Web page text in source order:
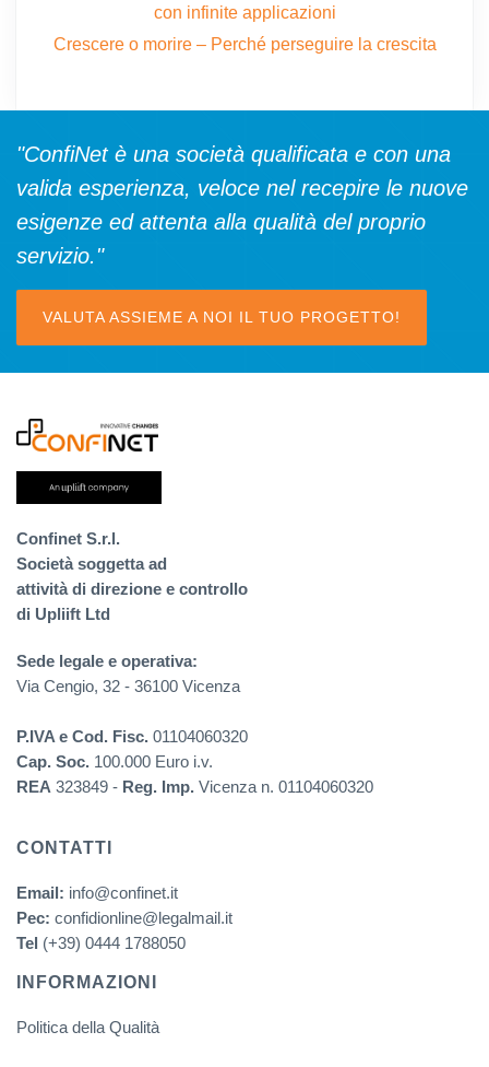
con infinite applicazioni
Crescere o morire – Perché perseguire la crescita
"ConfiNet è una società qualificata e con una
valida esperienza, veloce nel recepire le nuove
esigenze ed attenta alla qualità del proprio
servizio."
VALUTA ASSIEME A NOI IL TUO PROGETTO!
Confinet S.r.l.
Società soggetta ad
attività di direzione e controllo
di Upliift Ltd
Sede legale e operativa:
Via Cengio, 32 - 36100 Vicenza
P.IVA e Cod. Fisc. 01104060320
Cap. Soc. 100.000 Euro i.v.
REA 323849 - Reg. Imp. Vicenza n. 01104060320
CONTATTI
Email: info@confinet.it
Pec: confidionline@legalmail.it
Tel (+39) 0444 1788050
INFORMAZIONI
Politica della Qualità